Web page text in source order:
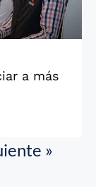
a más
»